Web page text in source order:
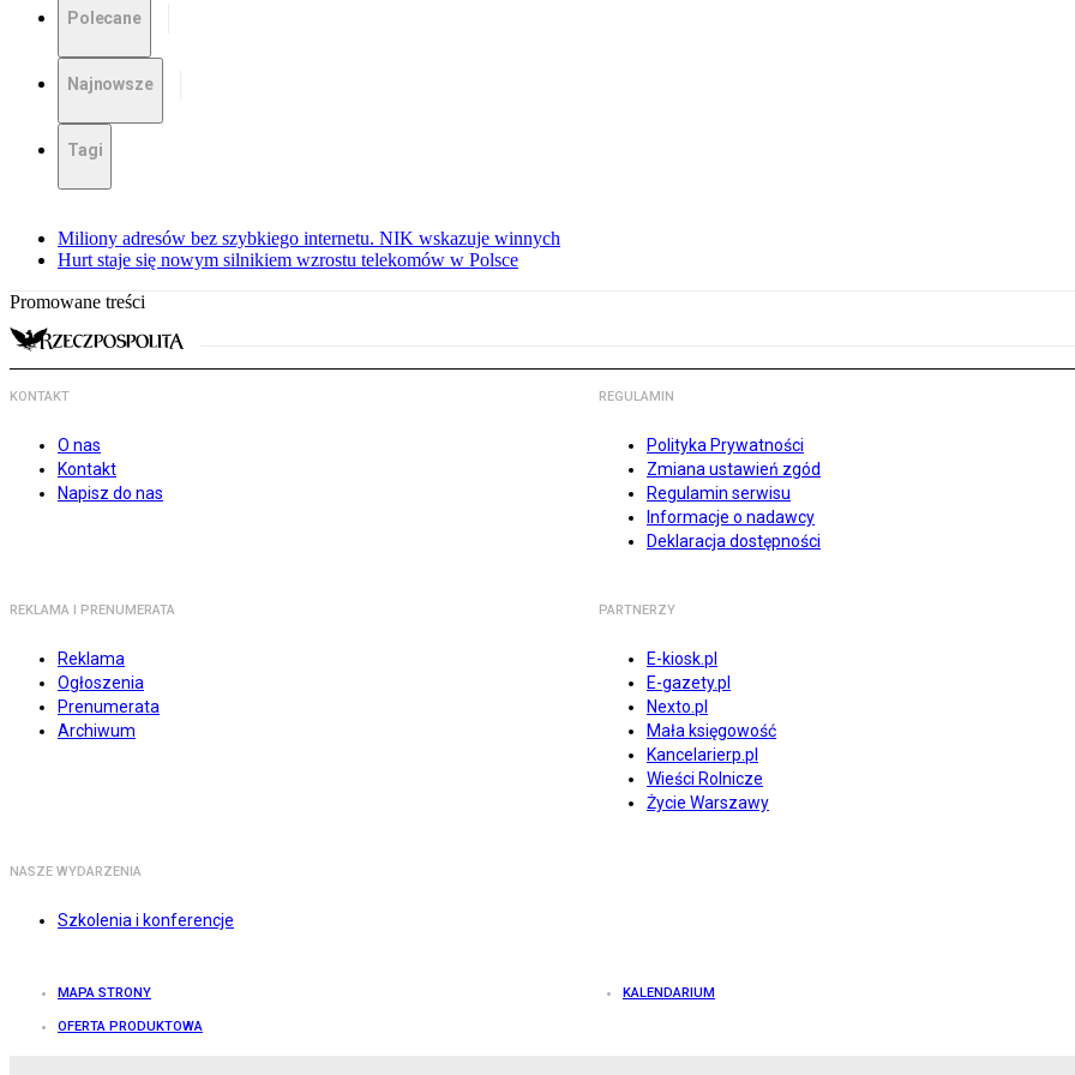
Polecane
Najnowsze
Tagi
Miliony adresów bez szybkiego internetu. NIK wskazuje winnych
Hurt staje się nowym silnikiem wzrostu telekomów w Polsce
Promowane treści
KONTAKT
O nas
Kontakt
Napisz do nas
REGULAMIN
Polityka Prywatności
Zmiana ustawień zgód
Regulamin serwisu
Informacje o nadawcy
Deklaracja dostępności
REKLAMA I PRENUMERATA
Reklama
Ogłoszenia
Prenumerata
Archiwum
PARTNERZY
E-kiosk.pl
E-gazety.pl
Nexto.pl
Mała księgowość
Kancelarierp.pl
Wieści Rolnicze
Życie Warszawy
NASZE WYDARZENIA
Szkolenia i konferencje
MAPA STRONY KALENDARIUM
OFERTA PRODUKTOWA